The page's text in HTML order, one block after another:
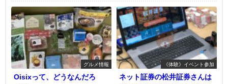
グルメ情報
Oisixって、どうなんだろ
《体験》イベント参加
ネット証券の松井証券さんは